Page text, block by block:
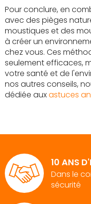
Pour conclure, en
avec des pièges
moustiques et des
à créer un
chez vous. Ces
seulement efficaces,
votre santé et de
nos autres conseils,
dédiée auxastuces
10 ANS
Dans le
sécurité